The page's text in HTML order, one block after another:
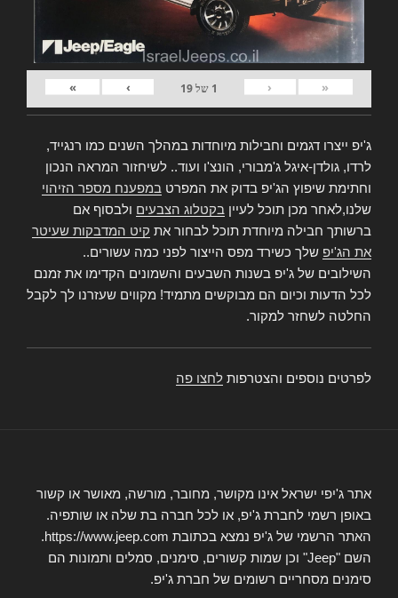
«
‹
1 של19
›
»
ג'יפ ייצרו דגמים וחבילות מיוחדות במהלך השנים כמו רנגייד,
לרדו, גולדן-איגל ג'מבורי, הונצ'ו ועוד.. לשיחזור המראה הנכון
וחתימת שיפוץ הג'יפ בדוק את המפרט במפענח מספר הזיהוי
שלנו,לאחר מכן תוכל לעיין בקטלוג הצבעים ולבסוף אם
ברשותך חבילה מיוחדת תוכל לבחור את קיט המדבקות שעיטר
את הג'יפ שלך כשירד מפס הייצור לפני כמה עשורים..
השילובים של ג'יפ בשנות השבעים והשמונים הקדימו את זמנם
לכל הדעות וכיום הם מבוקשים מתמיד! מקווים שעזרנו לך לקבל
החלטה לשחזר למקור.
לפרטים נוספים והצטרפות לחצו פה
אתר ג'יפי ישראל אינו מקושר, מחובר, מורשה, מאושר או קשור
באופן רשמי לחברת ג'יפ, או לכל חברה בת שלה או שותפיה.
האתר הרשמי של ג'יפ נמצא בכתובת https://www.jeep.com.
השם "Jeep" וכן שמות קשורים, סימנים, סמלים ותמונות הם
סימנים מסחריים רשומים של חברת ג'יפ.